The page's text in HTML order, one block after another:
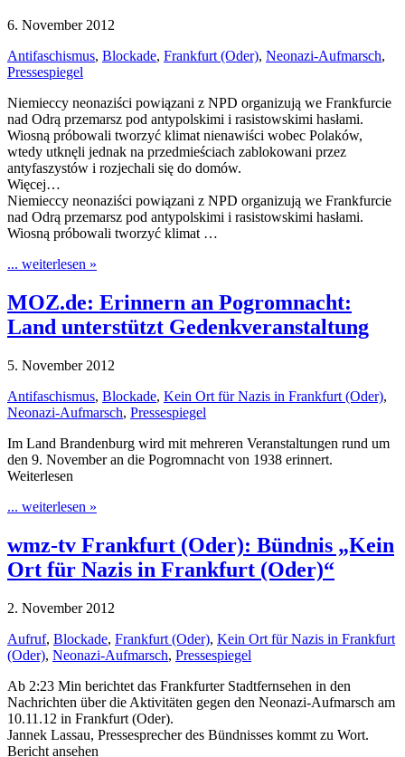
6. November 2012
Antifaschismus, Blockade, Frankfurt (Oder), Neonazi-Aufmarsch,
Pressespiegel
Niemieccy neonaziści powiązani z NPD organizują we Frankfurcie
nad Odrą przemarsz pod antypolskimi i rasistowskimi hasłami.
Wiosną próbowali tworzyć klimat nienawiści wobec Polaków,
wtedy utknęli jednak na przedmieściach zablokowani przez
antyfaszystów i rozjechali się do domów.
Więcej…
Niemieccy neonaziści powiązani z NPD organizują we Frankfurcie
nad Odrą przemarsz pod antypolskimi i rasistowskimi hasłami.
Wiosną próbowali tworzyć klimat …
... weiterlesen »
MOZ.de: Erinnern an Pogromnacht:
Land unterstützt Gedenkveranstaltung
5. November 2012
Antifaschismus, Blockade, Kein Ort für Nazis in Frankfurt (Oder),
Neonazi-Aufmarsch, Pressespiegel
Im Land Brandenburg wird mit mehreren Veranstaltungen rund um
den 9. November an die Pogromnacht von 1938 erinnert.
Weiterlesen
... weiterlesen »
wmz-tv Frankfurt (Oder): Bündnis „Kein
Ort für Nazis in Frankfurt (Oder)“
2. November 2012
Aufruf, Blockade, Frankfurt (Oder), Kein Ort für Nazis in Frankfurt
(Oder), Neonazi-Aufmarsch, Pressespiegel
Ab 2:23 Min berichtet das Frankfurter Stadtfernsehen in den
Nachrichten über die Aktivitäten gegen den Neonazi-Aufmarsch am
10.11.12 in Frankfurt (Oder).
Jannek Lassau, Pressesprecher des Bündnisses kommt zu Wort.
Bericht ansehen